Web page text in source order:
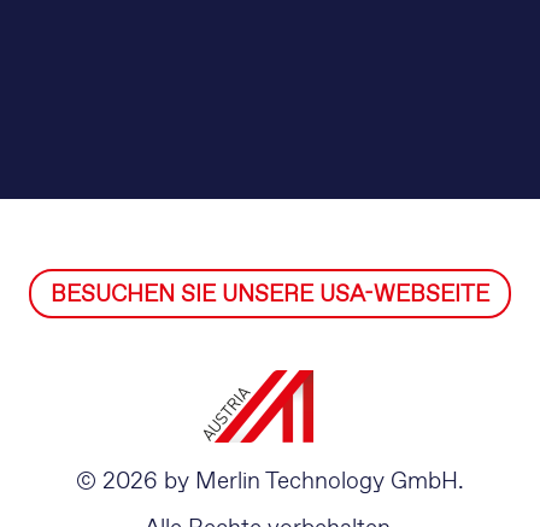
BESUCHEN SIE UNSERE USA-WEBSEITE
© 2026 by Merlin Technology GmbH.